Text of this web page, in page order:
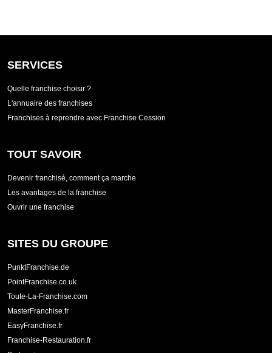
SERVICES
Quelle franchise choisir ?
L'annuaire des franchises
Franchises à reprendre avec Franchise Cession
TOUT SAVOIR
Devenir franchisé, comment ça marche
Les avantages de la franchise
Ouvrir une franchise
SITES DU GROUPE
PunktFranchise.de
PointFranchise.co.uk
Toute-La-Franchise.com
MasterFranchise.fr
EasyFranchise.fr
Franchise-Restauration.fr